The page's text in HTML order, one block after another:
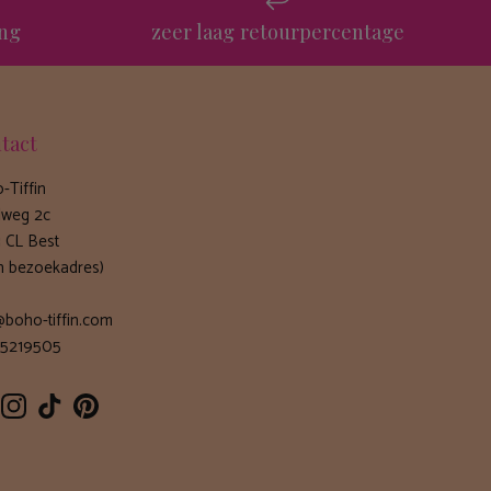
zeer laag retourpercentage
Tiffin
2c
Best
bezoekadres)
tiffin.com
Instagram
TikTokPinterest